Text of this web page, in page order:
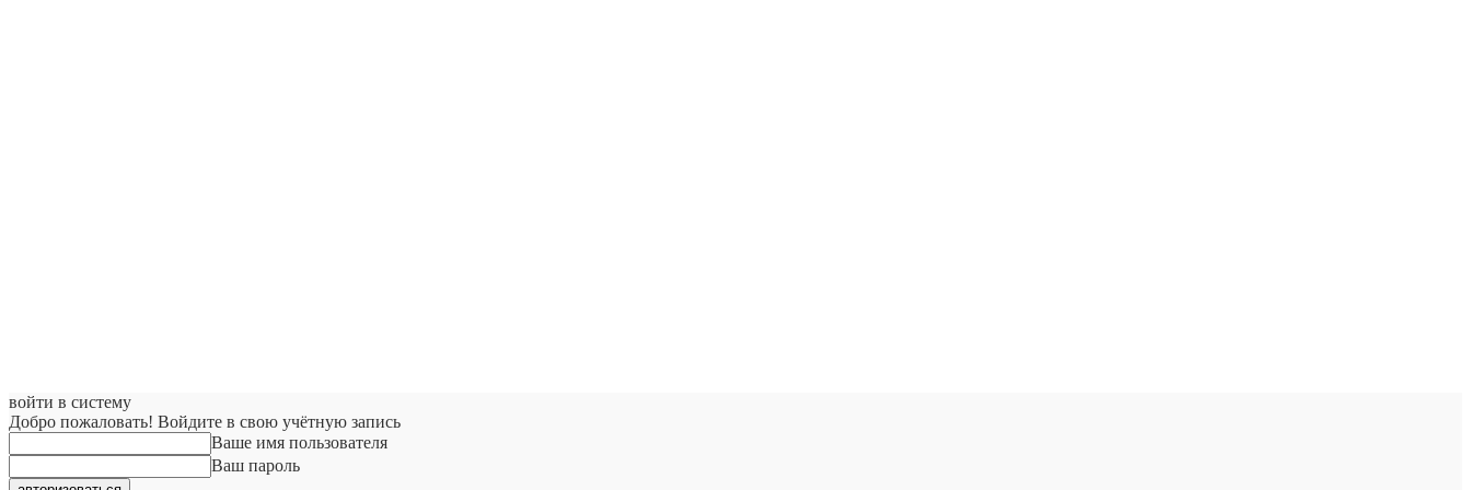
войти в систему
Добро пожаловать! Войдите в свою учётную запись
Ваше имя пользователя
Ваш пароль